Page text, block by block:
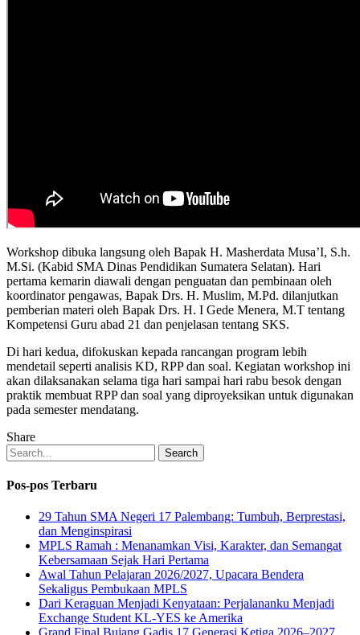
Workshop dibuka langsung oleh Bapak H. Masherdata Musa’I, S.h.
M.Si. (Kabid SMA Dinas Pendidikan Sumatera Selatan). Hari
pertama kemarin diawali dengan penguatan dan pembinaan oleh
koordinator pengawas, Bapak Drs. H. Muslim, M.Pd. dilanjutkan
pemberian materi oleh Bapak Drs. H. I Gede Menera, M.T tentang
Kompetensi Guru abad 21 dan penjelasan tentang SKS.
Di hari kedua, difokuskan kepada rancangan program lebih
mendetail seperti analisis KD, RPP dan soal. Kegiatan workshop ini
akan dilaksanakan selama tiga hari sampai hari rabu besok dengan
praktik membuat RPP dan soal yang diproyeksikan untuk digunakan
pada semester mendatang.
Share
Search
Pos-pos Terbaru
29 Tahun SMA Negeri 17 Palembang: Tumbuh, Berprestasi,
dan Menginspirasi
MPLS Ramah : Menanamkan Visi, Karakter, dan Semangat
Kebersamaan Sejak Hari Pertama
Awal Tahun Pelajaran 2026/2027, Upacara Bendera
Sekaligus Pembukaan MPLS
Dari Keraguan Menjadi Kenyataan: Perjalananku Menjadi
Exchange Student KL-YES ke Amerika